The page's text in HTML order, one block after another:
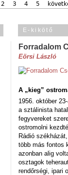
2 3 4 5
E-kikötő
Forradalom
Eörsi László
A „kieg”
1956. október
a sztálinista
fegyvereket
ostromolni
Rádió
több más fontos
azonban alig
osztagok
rendőrségi, ipari